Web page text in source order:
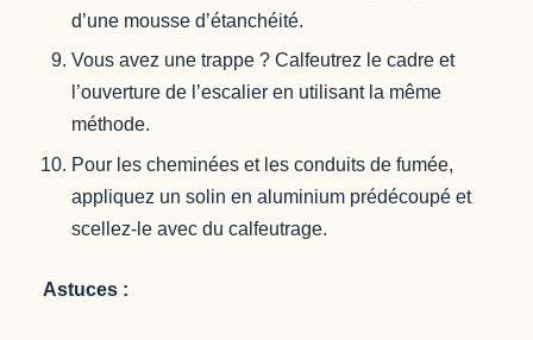
d’une mousse d’étanchéité.
Vous avez une trappe ? Calfeutrez le cadre et
l’ouverture de l’escalier en utilisant la même
méthode.
Pour les cheminées et les conduits de fumée,
appliquez un solin en aluminium prédécoupé et
scellez-le avec du calfeutrage.
Astuces :